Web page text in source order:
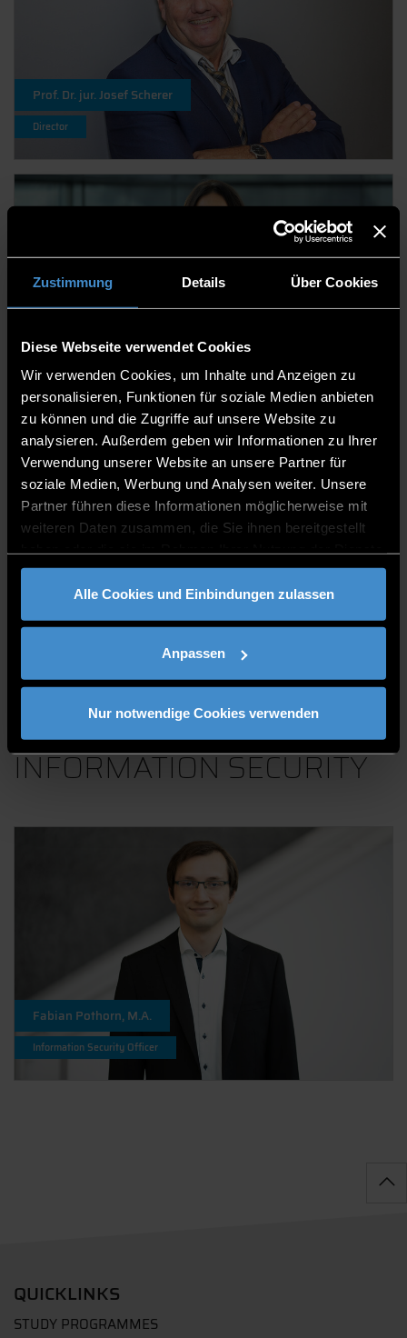
Zustimmung Details Über Cookies
Diese Webseite verwendet Cookies
Wir verwenden Cookies, um Inhalte und Anzeigen zu
personalisieren, Funktionen für soziale Medien anbieten
zu können und die Zugriffe auf unsere Website zu
analysieren. Außerdem geben wir Informationen zu Ihrer
Verwendung unserer Website an unsere Partner für
soziale Medien, Werbung und Analysen weiter. Unsere
Partner führen diese Informationen möglicherweise mit
weiteren Daten zusammen, die Sie ihnen bereitgestellt
gesammelt haben.
Alle Cookies und Einbindungen zulassen
Anpassen
Nur notwendige Cookies verwenden
Prof. Dr. jur. Josef Scherer
Director
Member of the staff team
Anna Klinger, M.A.
Compliance (Management System) Officer
INFORMATION SECURITY
Fabian Pothorn, M.A.
Information Security Officer
QUICKLINKS
STUDY PROGRAMMES